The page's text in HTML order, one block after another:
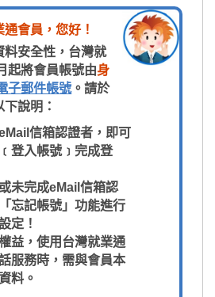
會員，您好！
料安全性，台灣就
起將會員帳號由身
子郵件帳號 。請於
說明：
信箱認證者，即可
登入帳號﹞完成登
未完成eMail信箱認
忘記帳號」功能進行
定！
益，使用台灣就業通
服務時，需與會員本
料。